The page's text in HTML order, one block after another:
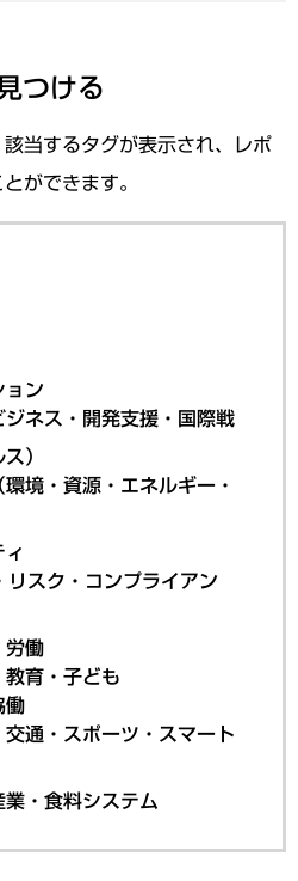
つける
当するタグが表示され、レポ
ができます。
ョン
ネス・開発支援・国際戦
）
境・資源・エネルギー・
リスク・コンプライアン
労働
育・子ども
働
通・スポーツ・スマート
・食料システム